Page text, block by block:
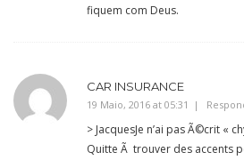
fiquem com Deus.
CAR INSURANCE
19 Maio, 2016 at 05:31
> JacquesJe n’ai pas Ã©crit «
Quitte Ã trouver des accents